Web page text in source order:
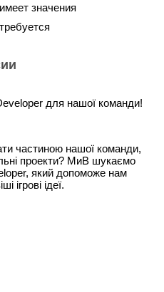
значения
для нашої команди!
частиною нашої команди,
проекти? МиВ шукаємо
який допоможе нам
ігрові ідеї.